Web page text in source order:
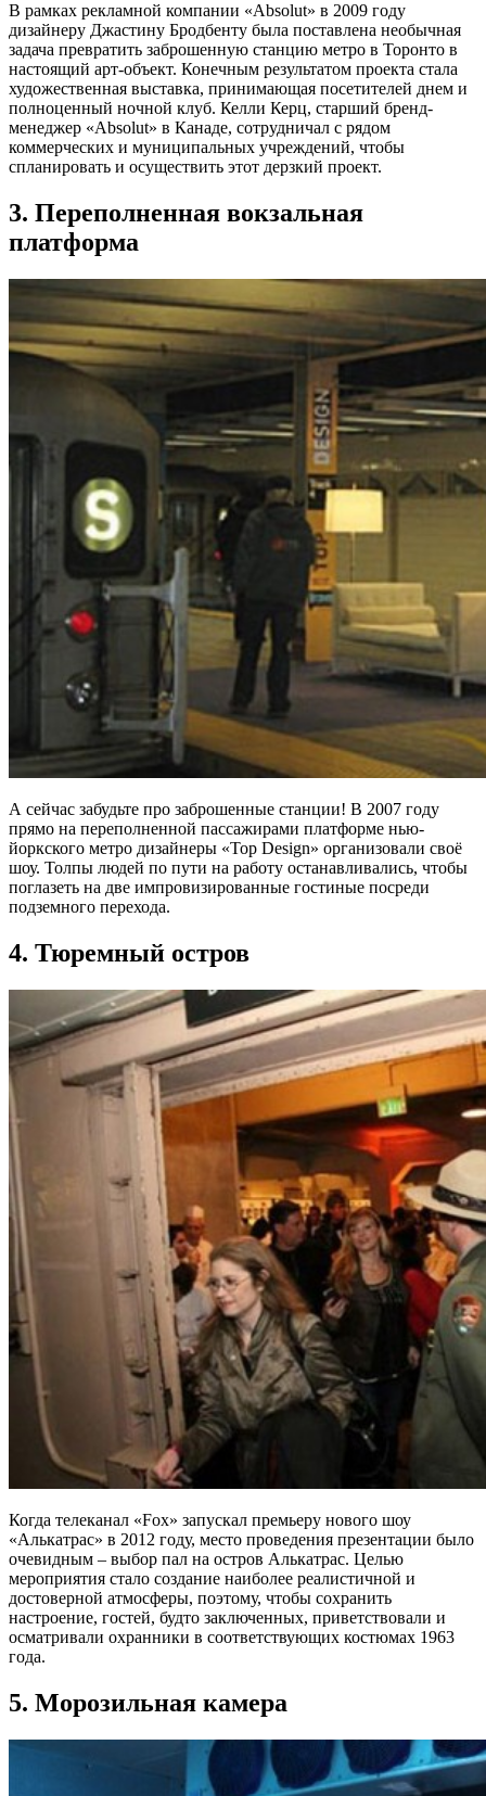
В рамках рекламной компании «Absolut» в 2009 году
дизайнеру Джастину Бродбенту была поставлена необычная
задача превратить заброшенную станцию метро в Торонто в
настоящий арт-объект. Конечным результатом проекта стала
художественная выставка, принимающая посетителей днем и
полноценный ночной клуб. Келли Керц, старший бренд-
менеджер «Absolut» в Канаде, сотрудничал с рядом
коммерческих и муниципальных учреждений, чтобы
спланировать и осуществить этот дерзкий проект.
3. Переполненная вокзальная
платформа
А сейчас забудьте про заброшенные станции! В 2007 году
прямо на переполненной пассажирами платформе нью-
йоркского метро дизайнеры «Top Design» организовали своё
шоу. Толпы людей по пути на работу останавливались, чтобы
поглазеть на две импровизированные гостиные посреди
подземного перехода.
4. Тюремный остров
Когда телеканал «Fox» запускал премьеру нового шоу
«Алькатрас» в 2012 году, место проведения презентации было
очевидным – выбор пал на остров Алькатрас. Целью
мероприятия стало создание наиболее реалистичной и
достоверной атмосферы, поэтому, чтобы сохранить
настроение, гостей, будто заключенных, приветствовали и
осматривали охранники в соответствующих костюмах 1963
года.
5. Морозильная камера